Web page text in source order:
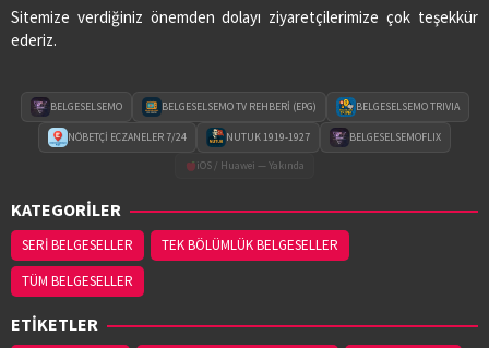
Sitemize verdiğiniz önemden dolayı ziyaretçilerimize çok teşekkür
ederiz.
BELGESELSEMO BELGESELSEMO TV REHBERİ (EPG) BELGESELSEMO TRIVIA
NÖBETÇİ ECZANELER 7/24 NUTUK 1919-1927
BELGESELSEMOFLIX
iOS / Huawei — Yakında
KATEGORİLER
SERİ BELGESELLER
TEK BÖLÜMLÜK BELGESELLER
TÜM BELGESELLER
ETİKETLER